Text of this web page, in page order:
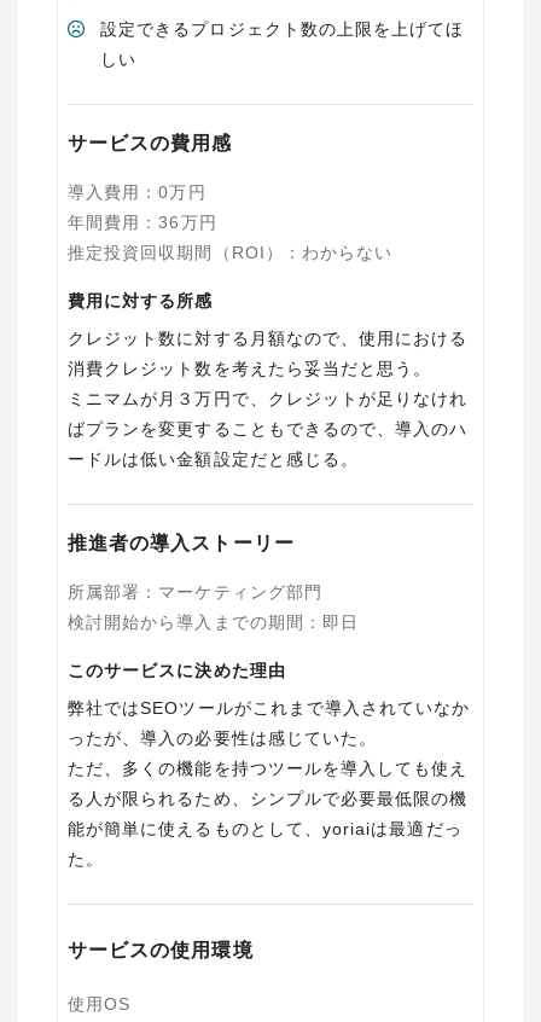
設定できるプロジェクト数の上限を上げてほ
しい
サービスの費用感
導入費用 ：0万円
年間費用 ：36万円
推定投資回収期間（ROI）
： わからない
費用に対する所感
クレジット数に対する月額なので、使用における
消費クレジット数を考えたら妥当だと思う。
ミニマムが月３万円で、クレジットが足りなけれ
ばプランを変更することもできるので、導入のハ
ードルは低い金額設定だと感じる。
推進者の導入ストーリー
所属部署 ： マーケティング部門
検討開始から導入までの期間 ： 即日
このサービスに決めた理由
弊社ではSEOツールがこれまで導入されていなか
ったが、導入の必要性は感じていた。
ただ、多くの機能を持つツールを導入しても使え
る人が限られるため、シンプルで必要最低限の機
能が簡単に使えるものとして、yoriaiは最適だっ
た。
サービスの使用環境
使用OS